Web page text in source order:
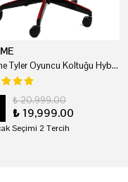
Xprime Tyler Oyuncu Koltuğu Hybrid Kumaş Kırmızı
₺ 20,999.00
₺ 19,999.00
Seçimi 2 Tercih